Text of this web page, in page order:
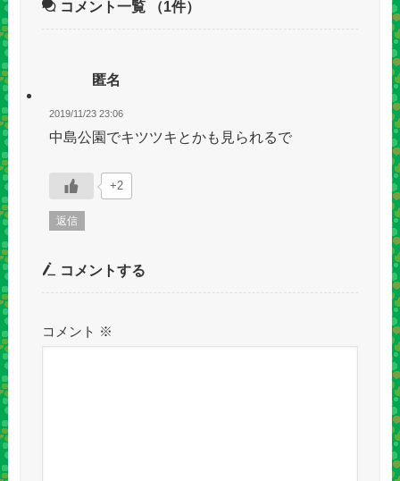
コメント一覧 （1件）
匿名
2019/11/23 23:06
中島公園でキツツキとかも見られるで
+2
返信
コメントする
コメント ※